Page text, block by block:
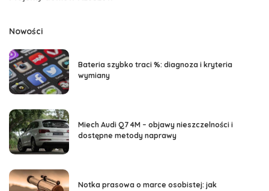
Nowości
Bateria szybko traci %: diagnoza i kryteria
wymiany
Miech Audi Q7 4M – objawy nieszczelności i
dostępne metody naprawy
Notka prasowa o marce osobistej: jak